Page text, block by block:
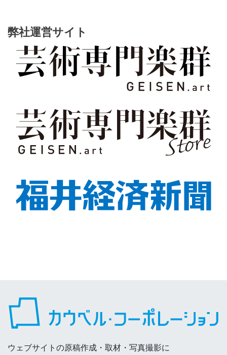
弊社運営サイト
ウェブサイトの原稿作成・取材・写真撮影に